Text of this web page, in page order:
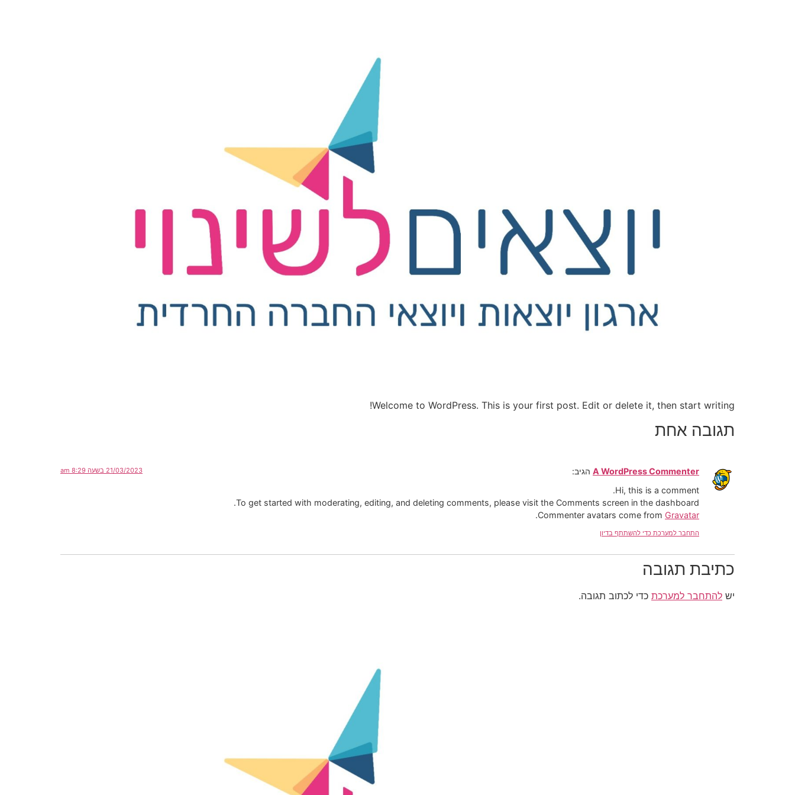
Welcome to WordPress. This is your first post. Edit or delete it, then start writing!
תגובה אחת
A WordPress Commenter הגיב: 21/03/2023 בשעה 8:29 am
Hi, this is a comment.
To get started with moderating, editing, and deleting comments, please visit the Comments screen in the dashboard.
Commenter avatars come from Gravatar
.
התחבר למערכת כדי להשתתף בדיון
כתיבת תגובה
יש להתחבר למערכת כדי לכתוב תגובה.